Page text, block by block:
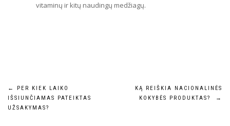
vitaminų ir kitų naudingų medžiagų.
Navigacija
tarp
←
PER KIEK LAIKO
IŠSIUNČIAMAS PATEIKTAS
UŽSAKYMAS?
KĄ REIŠKIA NACIONALINĖS
KOKYBĖS PRODUKTAS?
→